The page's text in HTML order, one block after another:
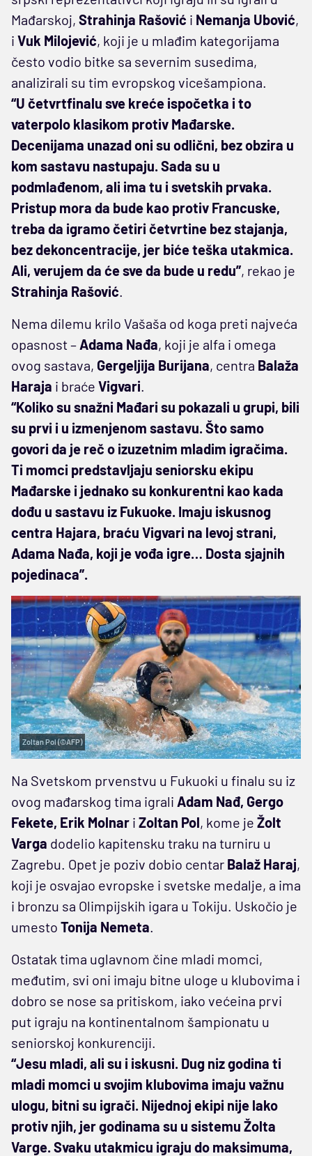
Mađarskoj, Strahinja Rašović i Nemanja Ubović,
i Vuk Milojević, koji je u mlađim kategorijama
često vodio bitke sa severnim susedima,
analizirali su tim evropskog vicešampiona.
“U četvrtfinalu sve kreće ispočetka i to
vaterpolo klasikom protiv Mađarske.
Decenijama unazad oni su odlični, bez obzira u
kom sastavu nastupaju. Sada su u
podmlađenom, ali ima tu i svetskih prvaka.
Pristup mora da bude kao protiv Francuske,
treba da igramo četiri četvrtine bez stajanja,
bez dekoncentracije, jer biće teška utakmica.
Ali, verujem da će sve da bude u redu”, rekao je
Strahinja Rašović.
Nema dilemu krilo Vašaša od koga preti najveća
opasnost – Adama Nađa, koji je alfa i omega
ovog sastava, Gergeljija Burijana, centra Balaža
Haraja i braće Vigvari.
“Koliko su snažni Mađari su pokazali u grupi, bili
su prvi i u izmenjenom sastavu. Što samo
govori da je reč o izuzetnim mladim igračima.
Ti momci predstavljaju seniorsku ekipu
Mađarske i jednako su konkurentni kao kada
dođu u sastavu iz Fukuoke. Imaju iskusnog
centra Hajara, braću Vigvari na levoj strani,
Adama Nađa, koji je vođa igre… Dosta sjajnih
pojedinaca”.
Zoltan Pol (©AFP)
Na Svetskom prvenstvu u Fukuoki u finalu su iz
ovog mađarskog tima igrali Adam Nađ, Gergo
Fekete, Erik Molnar i Zoltan Pol, kome je Žolt
Varga dodelio kapitensku traku na turniru u
Zagrebu. Opet je poziv dobio centar Balaž Haraj,
koji je osvajao evropske i svetske medalje, a ima
i bronzu sa Olimpijskih igara u Tokiju. Uskočio je
umesto Tonija Nemeta.
Ostatak tima uglavnom čine mladi momci,
međutim, svi oni imaju bitne uloge u klubovima i
dobro se nose sa pritiskom, iako većeina prvi
put igraju na kontinentalnom šampionatu u
seniorskoj konkurenciji.
“Jesu mladi, ali su i iskusni. Dug niz godina ti
mladi momci u svojim klubovima imaju važnu
ulogu, bitni su igrači. Nijednoj ekipi nije lako
protiv njih, jer godinama su u sistemu Žolta
Varge. Svaku utakmicu igraju do maksimuma,